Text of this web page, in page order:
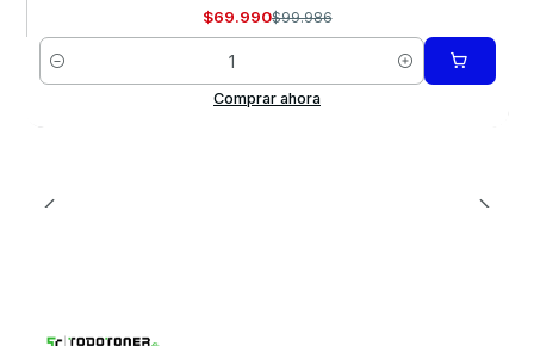
$69.990$99.986
Cantidad
Comprar ahora